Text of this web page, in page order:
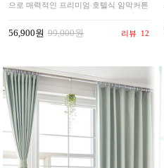
으로 매력적인 프리미엄 호텔식 암막커튼
56,900원 99,000원 리뷰 12